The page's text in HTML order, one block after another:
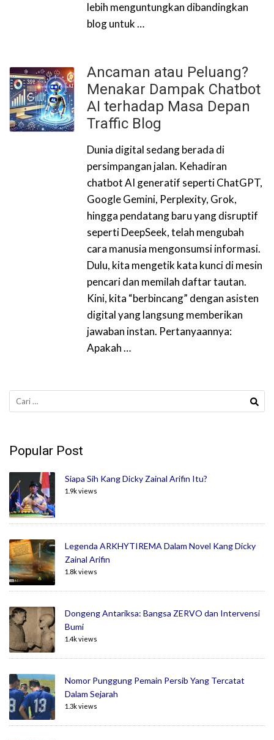
lebih menguntungkan dibandingkan
blog untuk …
Ancaman atau Peluang?
Menakar Dampak Chatbot
AI terhadap Masa Depan
Traffic Blog
Dunia digital sedang berada di
persimpangan jalan. Kehadiran
chatbot AI generatif seperti ChatGPT,
Google Gemini, Perplexity, Grok,
hingga pendatang baru yang disruptif
seperti DeepSeek, telah mengubah
cara manusia mengonsumsi informasi.
Dulu, kita mengetik kata kunci di mesin
pencari dan memilah daftar tautan.
Kini, kita “berbincang” dengan asisten
digital yang langsung memberikan
jawaban instan. Pertanyaannya:
Apakah …
Cari
untuk:
Popular Post
Siapa Sih Kang Dicky Zainal Arifin Itu?
1.9k views
Legenda ARKHYTIREMA Dalam Novel Kang Dicky
Zainal Arifin
1.8k views
Dongeng Antariksa: Bangsa ZERVO dan Intervensi
Bumi
1.4k views
Nomor Punggung Pemain Persib Yang Tercatat
Dalam Sejarah
1.3k views